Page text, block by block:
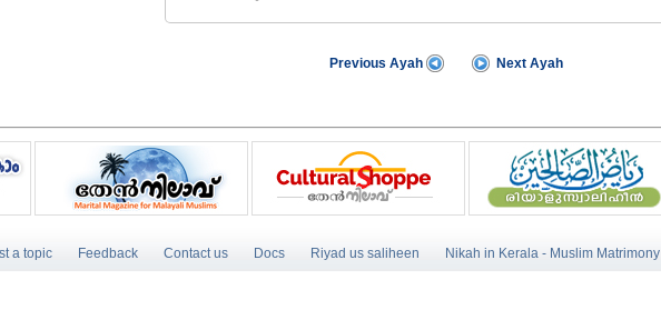
Previous Ayah Next Ayah
a topic Feedback Contact us Docs Riyad us saliheen Nikah in Kerala - Muslim Matrimony